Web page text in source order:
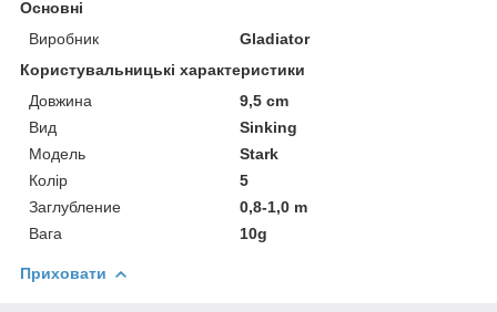
Основні
Виробник
Gladiator
Користувальницькі характеристики
Довжина
9,5 cm
Вид
Sinking
Модель
Stark
Колір
5
Заглубление
0,8-1,0 m
Вага
10g
Приховати